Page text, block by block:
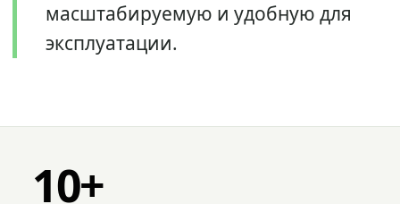
масштабируемую и удобную для
эксплуатации.
10+